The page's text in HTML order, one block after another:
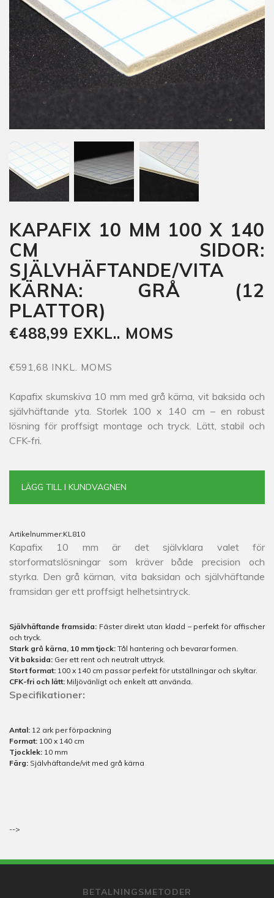
KAPAFIX 10 MM 100 X 140
CM SIDOR:
SJÄLVHÄFTANDE/VITA
KÄRNA: GRÅ (12
PLATTOR)
€488,99 EXKL.. MOMS
€591,68 INKL. MOMS
Kapafix skumskiva 10 mm med grå kärna, vit baksida och
självhäftande yta. Storlek 100 x 140 cm – en robust
lösning för proffsigt montage och tryck. Lätt, stabil och
CFK-fri.
LÄGG TILL I KUNDVAGNEN
Artikelnummer:KL810
Kapafix 10 mm är det självklara valet för
storformatslösningar som kräver både precision och
styrka. Den grå kärnan, vita baksidan och självhäftande
framsidan ger ett proffsigt helhetsintryck.
Självhäftande framsida:Fäster direkt utan kladd – perfekt för affischer
och tryck.
Stark grå kärna, 10 mm tjock: Tål hantering och bevarar formen.
Vit baksida: Ger ett rent och neutralt uttryck.
Stort format: 100 x 140 cm passar perfekt för utställningar och skyltar.
CFK-fri och lätt: Miljövänligt och enkelt att använda.
Specifikationer:
Antal: 12 ark per förpackning
Format: 100 x 140 cm
Tjocklek: 10 mm
Färg: Självhäftande/vit med grå kärna
-->
BETALNINGSMETODER